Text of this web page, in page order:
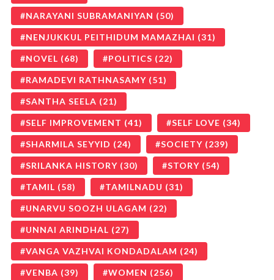
NARAYANI SUBRAMANIYAN (50)
NENJUKKUL PEITHIDUM MAMAZHAI (31)
NOVEL (68) POLITICS (22)
RAMADEVI RATHNASAMY (51)
SANTHA SEELA (21)
SELF IMPROVEMENT (41) SELF LOVE (34)
SHARMILA SEYYID (24) SOCIETY (239)
SRILANKA HISTORY (30) STORY (54)
TAMIL (58) TAMILNADU (31)
UNARVU SOOZH ULAGAM (22)
UNNAI ARINDHAL (27)
VANGA VAZHVAI KONDADALAM (24)
VENBA (39) WOMEN (256)